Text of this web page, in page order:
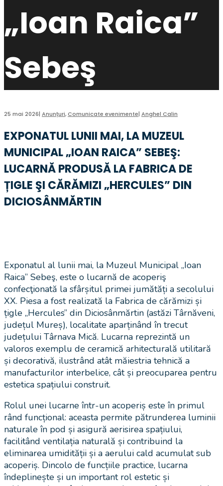
„Ioan Raica”
Sebeş
25 mai 2026| Anunțuri,Comunicate evenimente| Anghel Calin
EXPONATUL LUNII MAI, LA MUZEUL
MUNICIPAL „IOAN RAICA” SEBEŞ:
LUCARNĂ PRODUSĂ LA FABRICA DE
ȚIGLE ŞI CĂRĂMIZI „HERCULES” DIN
DICIOSÂNMĂRTIN
Exponatul al lunii mai, la Muzeul Municipal „Ioan
Raica” Sebeş, este o lucarnă de acoperiş
confecţionată la sfârșitul primei jumătăți a secolului
XX. Piesa a fost realizată la Fabrica de cărămizi și
țigle „Hercules” din Diciosânmărtin (astăzi Târnăveni,
județul Mureș), localitate aparținând în trecut
județului Târnava Mică. Lucarna reprezintă un
valoros exemplu de ceramică arhitecturală utilitară
și decorativă, ilustrând atât măiestria tehnică a
manufacturilor interbelice, cât și preocuparea pentru
estetica spațiului construit.
Rolul unei lucarne într-un acoperiș este în primul
rând funcțional: aceasta permite pătrunderea luminii
naturale în pod și asigură aerisirea spațiului,
facilitând ventilația naturală și contribuind la
eliminarea umidității și a aerului cald acumulat sub
acoperiș. Dincolo de funcțiile practice, lucarna
îndeplinește și un important rol estetic și